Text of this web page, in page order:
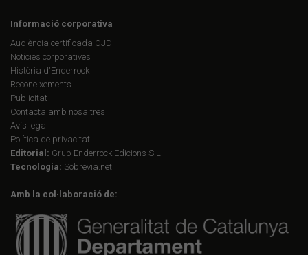
Informació corporativa
Audiència certificada OJD
Notícies corporatives
Història d'Enderrock
Reconeixements
Publicitat
Contacta amb nosaltres
Avís legal
Política de privacitat
Editorial: Grup Enderrock Edicions S.L.
Tecnologia: Sobrevia.net
Amb la col·laboració de: